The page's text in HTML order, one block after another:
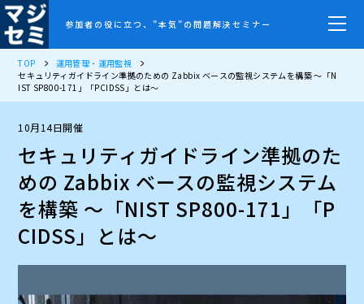
参加者の役に立つ、”本気”の問題解決セミナー
TOP
運用管理・運用監視
セキュリティガイドライン準拠のための Zabbix ベースの監視システムを構築 ～「N
IST SP800-171」「PCIDSS」とは～
10月14日開催
セキュリティガイドライン準拠のた
めの Zabbix ベースの監視システム
を構築 ～「NIST SP800-171」「P
CIDSS」とは～